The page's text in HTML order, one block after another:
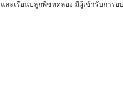
ละเรือนปลูกพืชทดลอง มีผู้เข้ารับการอ